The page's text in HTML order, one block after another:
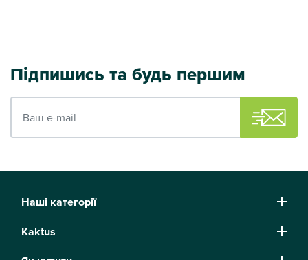
Підпишись та будь першим
Наші категорії
Kaktus